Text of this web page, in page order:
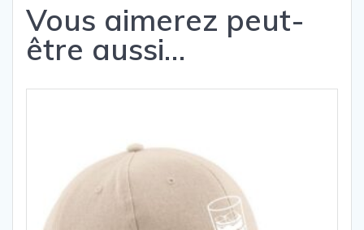
Vous aimerez peut-
être aussi…